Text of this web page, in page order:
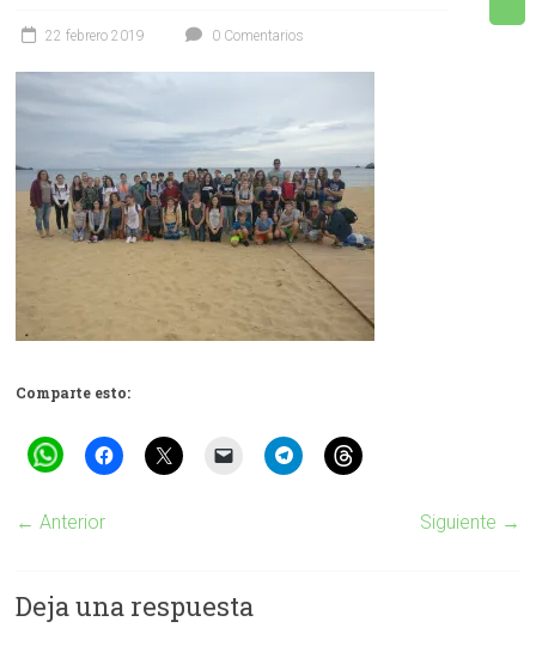
22 febrero 2019 0 Comentarios
Comparte esto:
← Anterior Siguiente →
Deja una respuesta